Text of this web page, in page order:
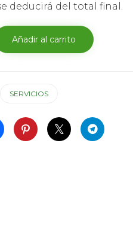
deducirá del total final.
Añadir al carrito
SERVICIOS